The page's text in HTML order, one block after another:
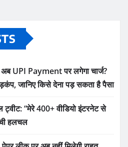
UPI Payment पर लगेगा चार्ज?
जानिए किसे देना पड़ सकता है पैसा
“मेरे 400+ वीडियो इंटरनेट से
हलचल